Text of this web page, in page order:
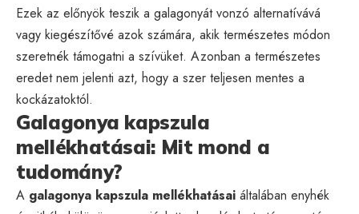
Ezek az előnyök teszik a galagonyát vonzó alternatívává
vagy kiegészítővé azok számára, akik természetes módon
szeretnék támogatni a szívüket. Azonban a természetes
eredet nem jelenti azt, hogy a szer teljesen mentes a
kockázatoktól.
Galagonya kapszula
mellékhatásai: Mit mond a
tudomány?
A galagonya kapszula mellékhatásai általában enyhék